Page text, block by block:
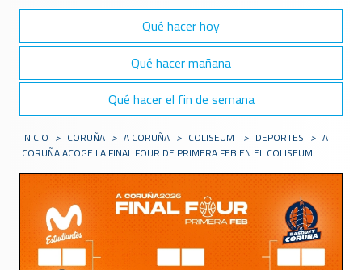
Qué hacer hoy
Qué hacer mañana
Qué hacer el fin de semana
INICIO > CORUÑA > A CORUÑA > COLISEUM > DEPORTES > A
CORUÑA ACOGE LA FINAL FOUR DE PRIMERA FEB EN EL COLISEUM